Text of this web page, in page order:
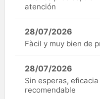
atención
28/07/2026
Fàcil y muy bien de
28/07/2026
Sin esperas,
recomendable